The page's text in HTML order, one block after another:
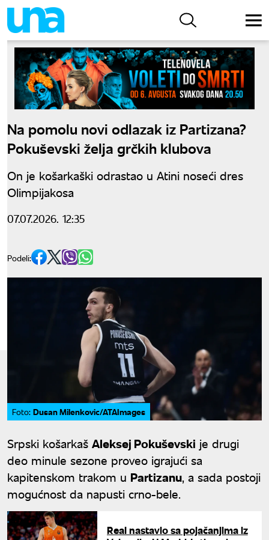
Na pomolu novi odlazak iz Partizana?
Pokuševski želja grčkih klubova
On je košarkaški odrastao u Atini noseći dres
Olimpijakosa
07.07.2026. 12:35
Podeli:
Foto: Dusan Milenkovic/ATAImages
Srpski košarkaš Aleksej Pokuševski je drugi
deo minule sezone proveo igrajući sa
kapitenskom trakom u Partizanu, a sada postoji
mogućnost da napusti crno-bele.
Real nastavio sa pojačanjima iz